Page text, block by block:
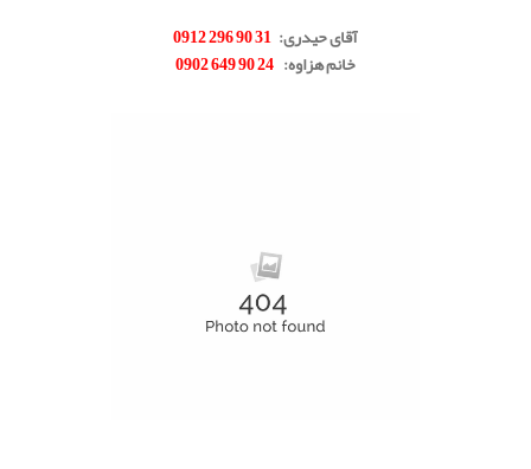
آقای حیدری:
31 90 296 0912
خانم هزاوه:
24 90 649 0902